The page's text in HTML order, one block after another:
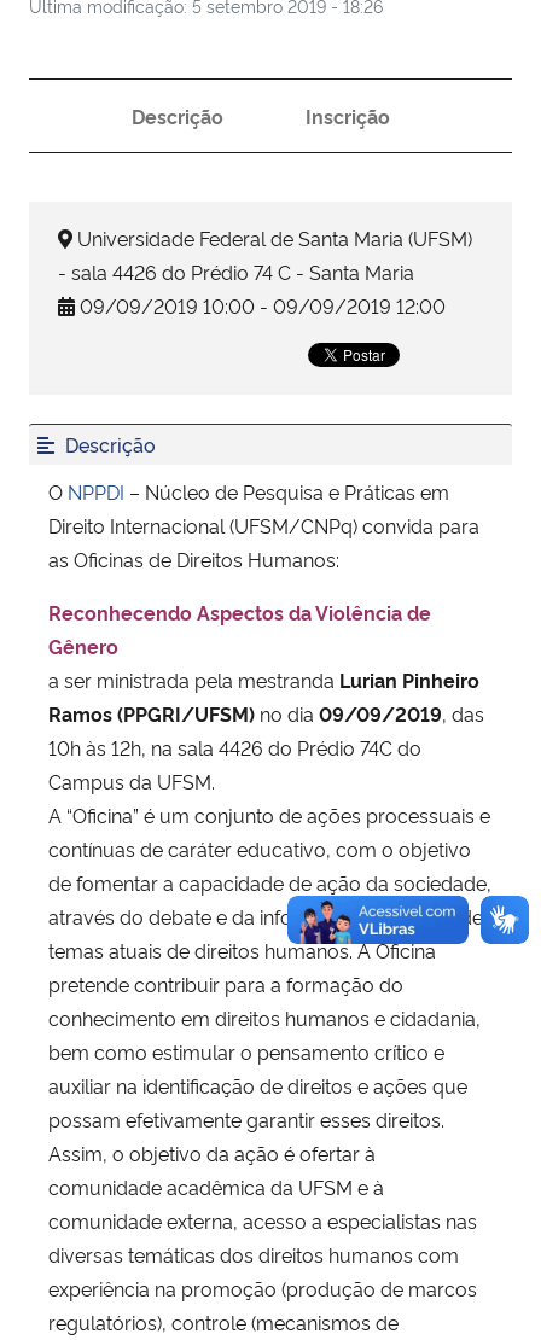
Secretaria de Governo
Advocacia-Geral da União
Banco Central do Brasil
Última modificação: 5 setembro 2019 - 18:26
Descrição Inscrição
Universidade Federal de Santa Maria (UFSM)
- sala 4426 do Prédio 74 C - Santa Maria
09/09/2019 10:00 - 09/09/2019 12:00
Descrição
O NPPDI – Núcleo de Pesquisa e Práticas em
Direito Internacional (UFSM/CNPq) convida para
as Oficinas de Direitos Humanos:
Reconhecendo Aspectos da Violência de
Gênero
a ser ministrada pela mestranda Lurian Pinheiro
Ramos (PPGRI/UFSM) no dia 09/09/2019, das
10h às 12h, na sala 4426 do Prédio 74C do
Campus da UFSM.
A “Oficina” é um conjunto de ações processuais e
contínuas de caráter educativo, com o objetivo
de fomentar a capacidade de ação da sociedade,
através do debate e da informação a respeito de
temas atuais de direitos humanos. A Oficina
pretende contribuir para a formação do
conhecimento em direitos humanos e cidadania,
bem como estimular o pensamento crítico e
auxiliar na identificação de direitos e ações que
possam efetivamente garantir esses direitos.
Assim, o objetivo da ação é ofertar à
comunidade acadêmica da UFSM e à
comunidade externa, acesso a especialistas nas
diversas temáticas dos direitos humanos com
experiência na promoção (produção de marcos
regulatórios), controle (mecanismos de